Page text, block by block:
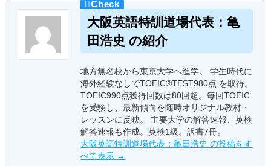
大阪英語特訓道場代表：亀
田浩史 の紹介
地方無名校から東京大学へ進学。 学生時代に
海外経験なしでTOEIC®TEST980点 を取得。
TOEIC990点獲得回数は80回超。毎回TOEIC
を受験し、最新傾向を随時オリジナル教材・
レッスンに反映。 主要大学の解答速報、英検
解答速報も作成。英検1級。訳書7冊。
大阪英語特訓道場代表：亀田浩史 の投稿をす
べて表示 →